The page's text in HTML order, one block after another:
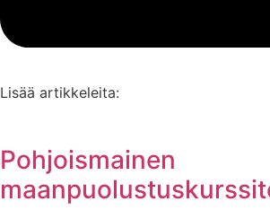
Lisää artikkeleita:
Pohjoismainen